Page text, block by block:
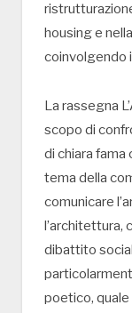
housing e
coinvolgendo
La rassegna
scopo di
di chiara
tema della
comunicare
l’architettura,
dibattito
poetico, quale